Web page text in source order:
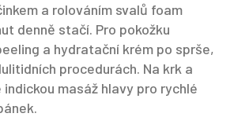
a rolováním svalů foam
denně stačí. Pro pokožku
a hydratační krém po sprše,
procedurách. Na krk a
masáž hlavy pro rychlé